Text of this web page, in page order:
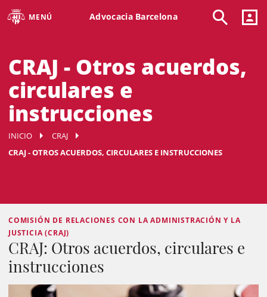
MENÚ Advocacia Barcelona
CRAJ - Otros acuerdos,
circulares e
instrucciones
INICIO
CRAJ
CRAJ - OTROS ACUERDOS, CIRCULARES E INSTRUCCIONES
COMISIÓN DE RELACIONES CON LA ADMINISTRACIÓN Y LA
JUSTICIA (CRAJ)
CRAJ: Otros acuerdos, circulares e
instrucciones